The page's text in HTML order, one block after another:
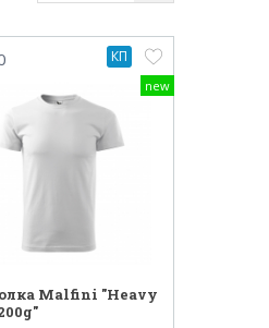
new
Malfini "Heavy
КП